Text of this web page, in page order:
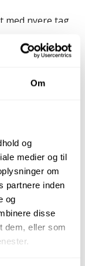
Om
og
medier og til
om
partnere inden
og
disse
dem, eller som
med nyere tag
carport med
et hjem, hvor
og
en
I
bidrager
loftsbjælker
store